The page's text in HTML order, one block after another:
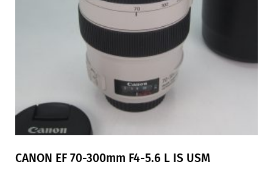
CANON EF 70-300mm F4-5.6 L IS USM